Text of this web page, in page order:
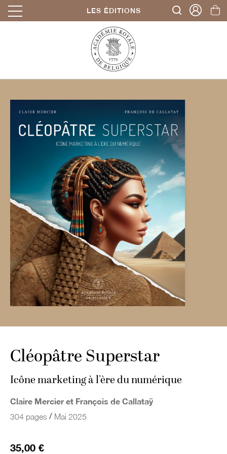
LES ÉDITIONS
Cléopâtre Superstar
Icône marketing à l'ère du numérique
Claire Mercier et François de Callataÿ
304 pages / Mai 2025
35,00 €